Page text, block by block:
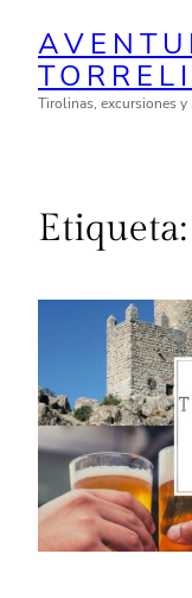
contenido
Tirolinas, excursiones y
Etiqueta: